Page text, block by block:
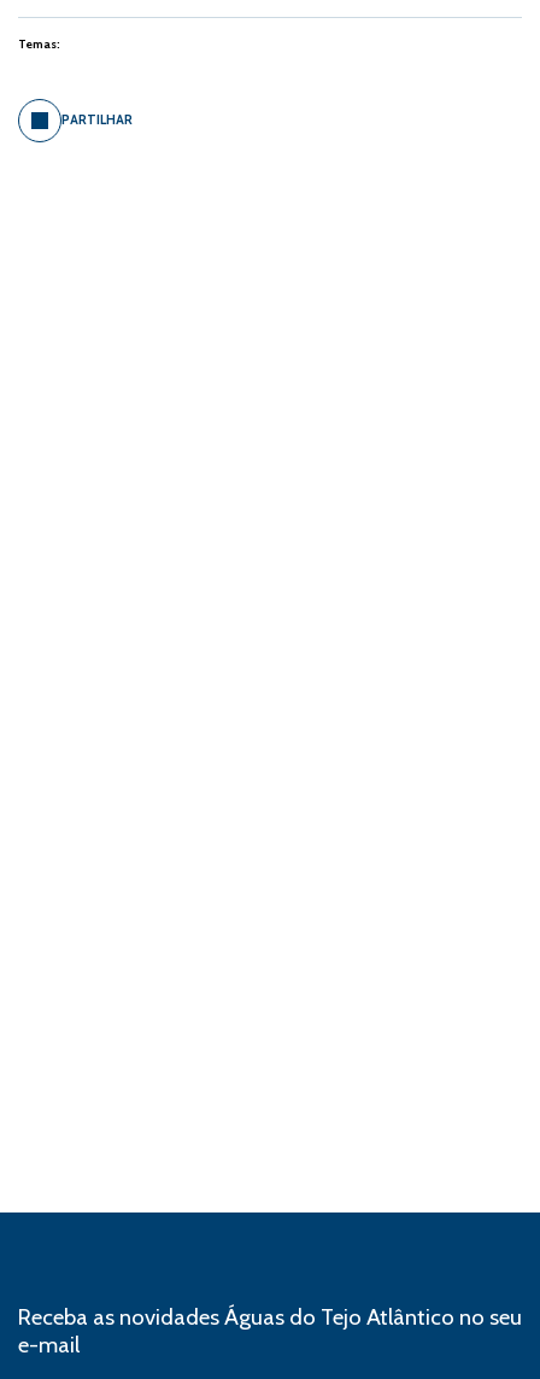
Temas:
PARTILHAR
Receba as novidades Águas do Tejo Atlântico no seu
e-mail